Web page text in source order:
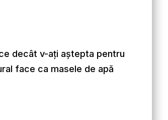
decât v-ați aștepta pentru
face ca masele de apă